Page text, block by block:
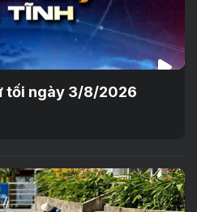
tối ngày 3/8/2026